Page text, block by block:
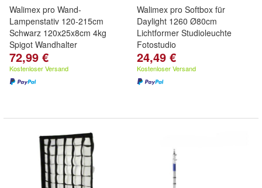
Walimex pro Wand-
Lampenstativ 120-215cm
Schwarz 120x25x8cm 4kg
Spigot Wandhalter
72,99 €
Kostenloser Versand
Walimex pro Softbox für
Daylight 1260 Ø80cm
Lichtformer Studioleuchte
Fotostudio
24,49 €
Kostenloser Versand